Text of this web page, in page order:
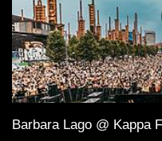
Barbara Lago @ Kappa